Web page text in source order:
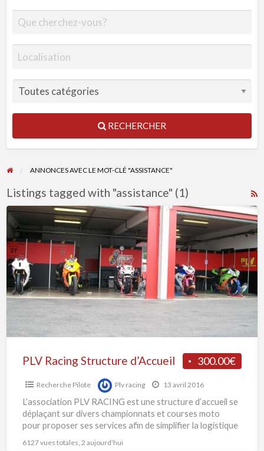
RECHERCHER
ANNONCES AVEC LE MOT-CLÉ "ASSISTANCE"
Listings tagged with "assistance" (1)
PLV
Racing
Structure
d’Accueil
300.00€
PLV Racing Structure d’Accueil
Recherche Pilote Plv racing 13 avril 2016
L’association PLV RACING est une structure d’accueil se
déplaçant sur divers championnats et courses moto
pour proposer ses services afin de simplifier la logistique
6127 vues totales, 2 aujourd'hui